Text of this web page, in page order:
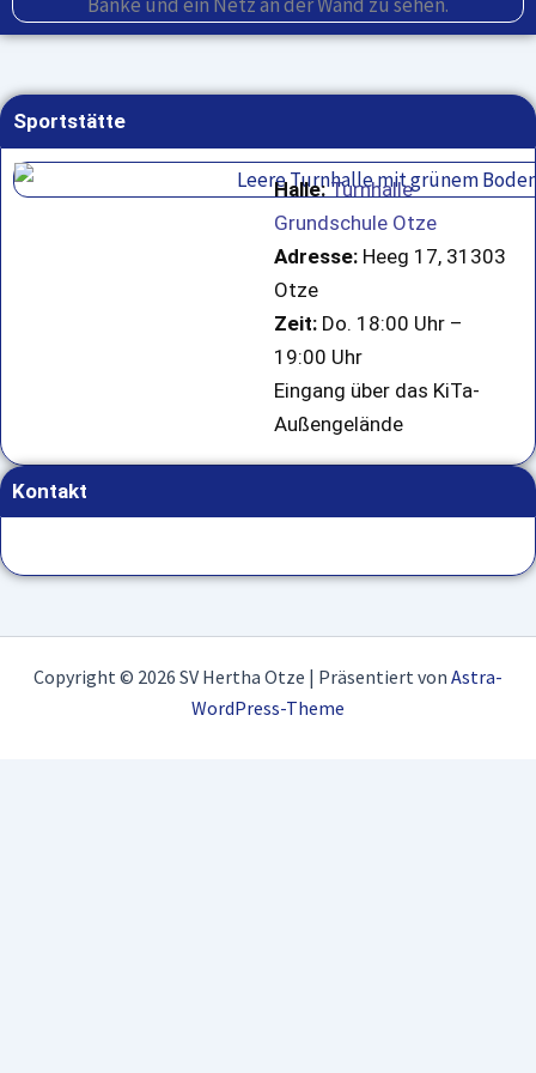
Sportstätte
Halle: Turnhalle
Grundschule Otze
Adresse:Heeg 17, 31303
Otze
Zeit:Do. 18:00 Uhr –
19:00 Uhr
Eingang über das KiTa-
Außengelände
Kontakt
Copyright © 2026 SV Hertha Otze | Präsentiert von Astra-
WordPress-Theme